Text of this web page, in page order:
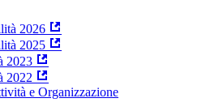
2026
2025
2023
2022
e Organizzazione